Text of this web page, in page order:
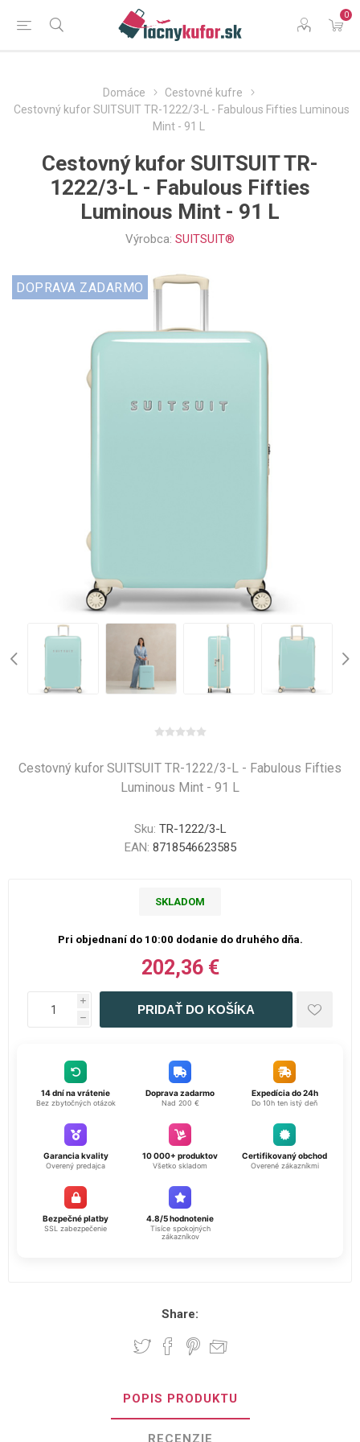
0
Domáce
Cestovné kufre
Cestovný kufor SUITSUIT TR-1222/3-L - Fabulous Fifties Luminous
Mint - 91 L
Cestovný kufor SUITSUIT TR-
1222/3-L - Fabulous Fifties
Luminous Mint - 91 L
Výrobca: SUITSUIT®
DOPRAVA ZADARMO
Cestovný kufor SUITSUIT TR-1222/3-L - Fabulous Fifties
Luminous Mint - 91 L
Sku: TR-1222/3-L
EAN: 8718546623585
SKLADOM
Pri objednaní do 10:00 dodanie do druhého dňa.
202,36 €
i
h
14 dní na vrátenie
Bez zbytočných otázok
Doprava zadarmo
Nad 200 €
Expedícia do 24h
Do 10h ten istý deň
Garancia kvality
Overený predajca
10 000+ produktov
Všetko skladom
Certifikovaný obchod
Overené zákazníkmi
Bezpečné platby
SSL zabezpečenie
4.8/5 hodnotenie
Tisíce spokojných
zákazníkov
Share:
POPIS PRODUKTU
RECENZIE